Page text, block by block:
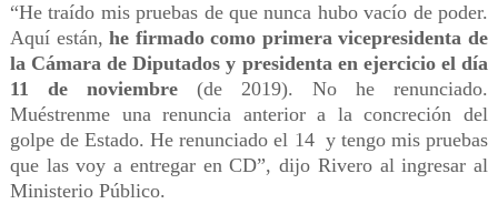
“He traído mis pruebas de que nunca hubo vacío de poder.
Aquí están,he firmado como primera vicepresidenta de
la Cámara de Diputados y presidenta en ejercicio el día
11 de noviembre(de 2019). No he renunciado.
Muéstrenme una renuncia anterior a la concreción del
golpe de Estado. He renunciado el 14 y tengo mis pruebas
que las voy a entregar en CD”, dijo Rivero al ingresar al
Ministerio Público.